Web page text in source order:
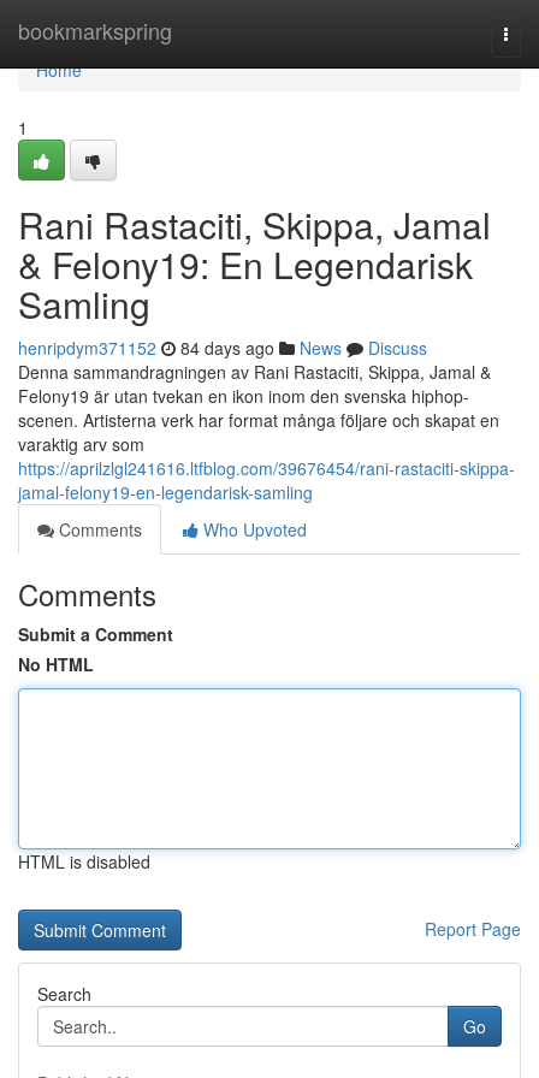
bookmarkspring
Home
Home
1
Rani Rastaciti, Skippa, Jamal
& Felony19: En Legendarisk
Samling
henripdym371152 84 days ago News
Discuss
Denna sammandragningen av Rani Rastaciti, Skippa, Jamal &
Felony19 är utan tvekan en ikon inom den svenska hiphop-
scenen. Artisterna verk har format många följare och skapat en
varaktig arv som
https://aprilzlgl241616.ltfblog.com/39676454/rani-rastaciti-skippa-
jamal-felony19-en-legendarisk-samling
Comments
Who Upvoted
Comments
Submit a Comment
No HTML
HTML is disabled
Report Page
Search
Go